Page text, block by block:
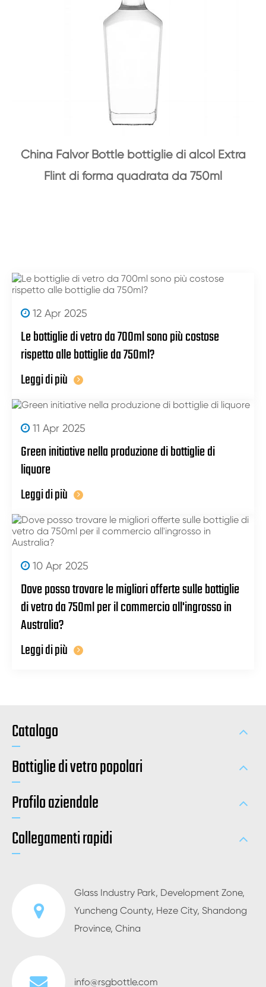
China Falvor Bottle bottiglie di alcol Extra
Flint di forma quadrata da 750ml
12 Apr 2025
Le bottiglie di vetro da 700ml sono più costose
rispetto alle bottiglie da 750ml?
Leggi di più
11 Apr 2025
Green initiative nella produzione di bottiglie di
liquore
Leggi di più
10 Apr 2025
Dove posso trovare le migliori offerte sulle bottiglie
di vetro da 750ml per il commercio all'ingrosso in
Australia?
Leggi di più
Catalogo
Bottiglie di vetro popolari
Profilo aziendale
Collegamenti rapidi
Glass Industry Park, Development Zone,
Yuncheng County, Heze City, Shandong
Province, China
info@rsgbottle.com